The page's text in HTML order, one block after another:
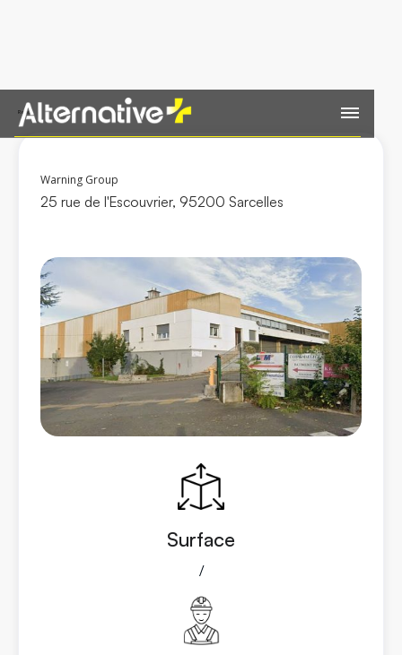
Retour
Warning Group
25 rue de l'Escouvrier, 95200 Sarcelles
Surface
/